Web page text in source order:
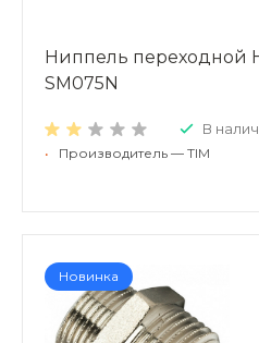
Ниппель переходной
SM075N
В
• Производитель — TIM
Новинка